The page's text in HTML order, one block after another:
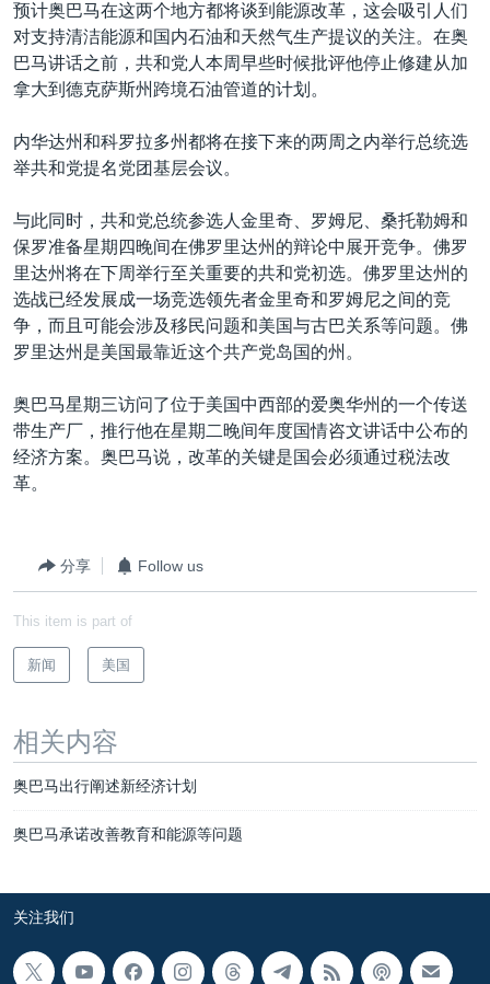
转
到
检
索
欧洲
非洲
美洲
全球议题
科教·文娱·体健
军事
劳工
环境
白宫要闻
国会报道
美中关系
美国建国250周年
埃博拉疫情
美国之音专访
重要讲话与声明
台海两岸关系
南中国海争端
关注西藏
关注新疆
GEN Z 看美国
VOA视频
VOA今日焦点
中文广播
关注我们
其他语言网站
预计奥巴马在这两个地方都将谈到能源改革，这会吸引人们
对支持清洁能源和国内石油和天然气生产提议的关注。在奥
巴马讲话之前，共和党人本周早些时候批评他停止修建从加
拿大到德克萨斯州跨境石油管道的计划。
内华达州和科罗拉多州都将在接下来的两周之内举行总统选
举共和党提名党团基层会议。
与此同时，共和党总统参选人金里奇、罗姆尼、桑托勒姆和
保罗准备星期四晚间在佛罗里达州的辩论中展开竞争。佛罗
里达州将在下周举行至关重要的共和党初选。佛罗里达州的
选战已经发展成一场竞选领先者金里奇和罗姆尼之间的竞
争，而且可能会涉及移民问题和美国与古巴关系等问题。佛
罗里达州是美国最靠近这个共产党岛国的州。
奥巴马星期三访问了位于美国中西部的爱奥华州的一个传送
带生产厂，推行他在星期二晚间年度国情咨文讲话中公布的
经济方案。奥巴马说，改革的关键是国会必须通过税法改
革。
分享 Follow us
This item is part of
新闻 美国
相关内容
奥巴马出行阐述新经济计划
奥巴马承诺改善教育和能源等问题
关注我们